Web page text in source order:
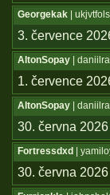
Georgekak |
3. července
AltonSopay |
1. července
AltonSopay |
30. června 2026
Fortressdxd |
30. června 2026